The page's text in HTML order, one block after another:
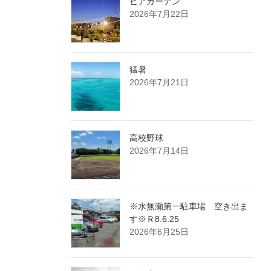
2026年7月22日
猛暑
2026年7月21日
高校野球
2026年7月14日
※水無瀬第一駐車場 空き出ま
す※Ｒ8.6.25
2026年6月25日